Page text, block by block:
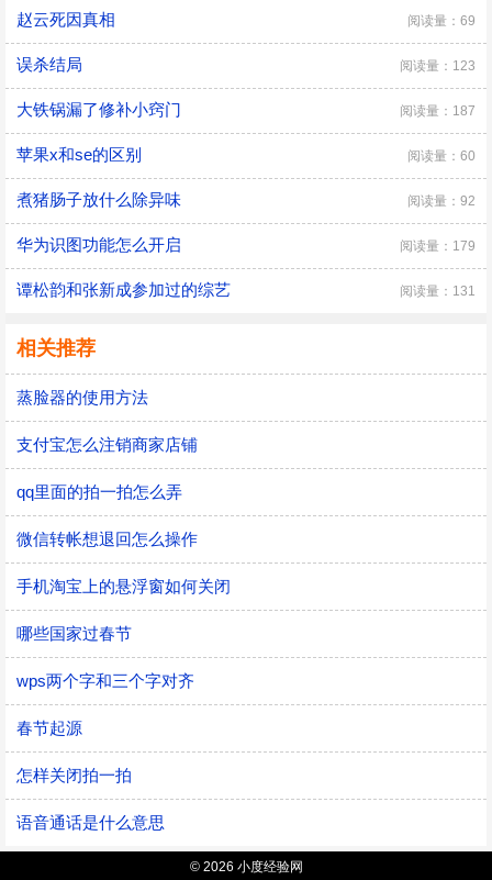
赵云死因真相 阅读量：69
误杀结局 阅读量：123
大铁锅漏了修补小窍门 阅读量：187
苹果x和se的区别 阅读量：60
煮猪肠子放什么除异味 阅读量：92
华为识图功能怎么开启 阅读量：179
谭松韵和张新成参加过的综艺 阅读量：131
相关推荐
蒸脸器的使用方法
支付宝怎么注销商家店铺
qq里面的拍一拍怎么弄
微信转帐想退回怎么操作
手机淘宝上的悬浮窗如何关闭
哪些国家过春节
wps两个字和三个字对齐
春节起源
怎样关闭拍一拍
语音通话是什么意思
© 2026 小度经验网